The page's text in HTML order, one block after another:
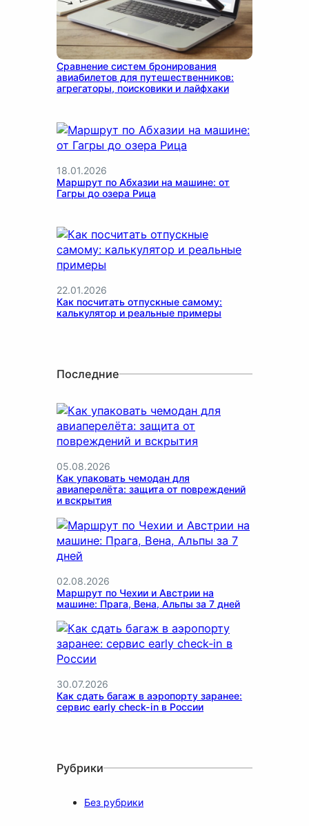
14.01.2026
Сравнение систем бронирования
авиабилетов для путешественников:
агрегаторы, поисковики и лайфхаки
18.01.2026
Маршрут по Абхазии на машине: от
Гагры до озера Рица
22.01.2026
Как посчитать отпускные самому:
калькулятор и реальные примеры
Последние
05.08.2026
Как упаковать чемодан для
авиаперелёта: защита от повреждений
и вскрытия
02.08.2026
Маршрут по Чехии и Австрии на
машине: Прага, Вена, Альпы за 7 дней
30.07.2026
Как сдать багаж в аэропорту заранее:
сервис early check-in в России
Рубрики
Без рубрики